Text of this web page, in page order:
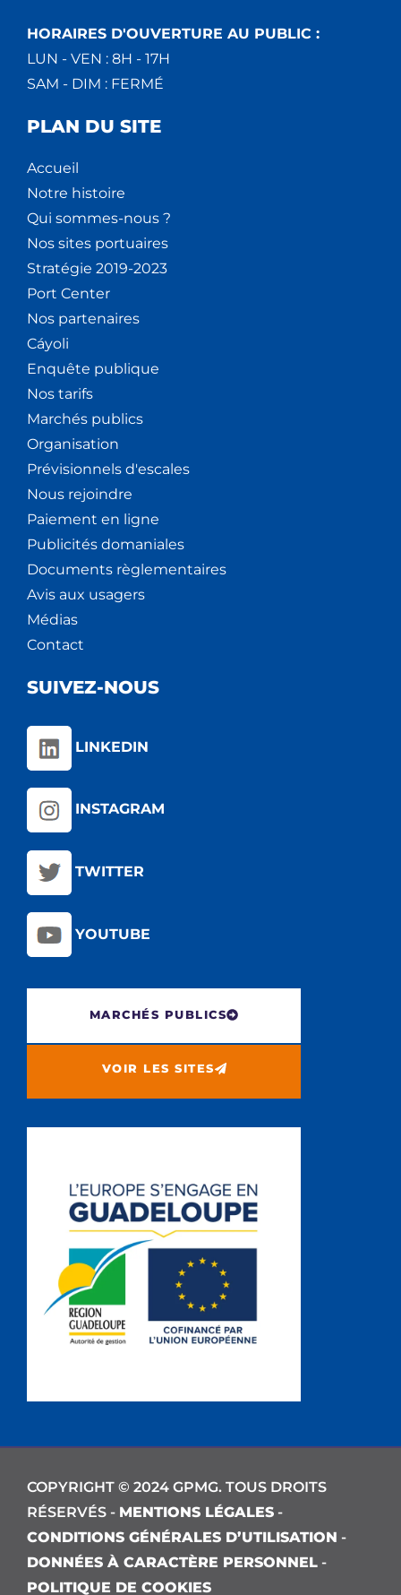
HORAIRES D'OUVERTURE AU PUBLIC :
LUN - VEN : 8H - 17H
SAM - DIM : FERMÉ
PLAN DU SITE
Accueil
Notre histoire
Qui sommes-nous ?
Nos sites portuaires
Stratégie 2019-2023
Port Center
Nos partenaires
Cáyoli
Enquête publique
Nos tarifs
Marchés publics
Organisation
Prévisionnels d'escales
Nous rejoindre
Paiement en ligne
Publicités domaniales
Documents règlementaires
Avis aux usagers
Médias
Contact
SUIVEZ-NOUS
LINKEDIN
INSTAGRAM
TWITTER
YOUTUBE
MARCHÉS PUBLICS
VOIR LES SITES
COPYRIGHT © 2024 GPMG. TOUS DROITS
RÉSERVÉS - MENTIONS LÉGALES -
CONDITIONS GÉNÉRALES D’UTILISATION -
DONNÉES À CARACTÈRE PERSONNEL -
POLITIQUE DE COOKIES